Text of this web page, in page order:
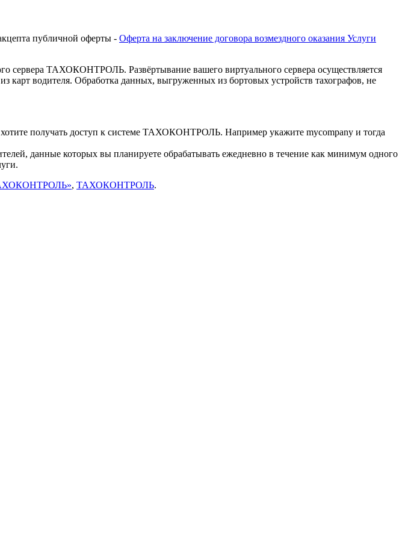
публичной оферты - Оферта на заключение договора возмездного оказания Услуги
сервера ТАХОКОНТРОЛЬ. Развёртывание вашего виртуального сервера осуществляется
карт водителя. Обработка данных, выгруженных из бортовых устройств тахографов, не
хотите получать доступ к системе ТАХОКОНТРОЛЬ. Например укажите mycompany и тогда
данные которых вы планируете обрабатывать ежедневно в течение как минимум одного
, ТАХОКОНТРОЛЬ.